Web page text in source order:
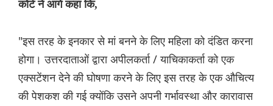
कोर्ट ने आगे कहा कि,
"इस तरह के इनकार से मां बनने के लिए महिला को दंडित करना
होगा। उत्तरदाताओं द्वारा अपीलकर्ता / याचिकाकर्ता को एक
एक्सटेंशन देने की घोषणा करने के लिए इस तरह के एक औचित्य
की पेशकश की गई क्योंकि उसने अपनी गर्भावस्था और कारावास